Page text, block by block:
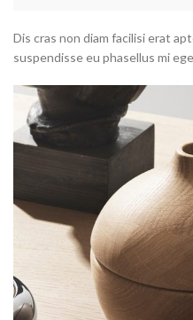
Dis cras non diam facilisi erat
suspendisse eu phasellus mi